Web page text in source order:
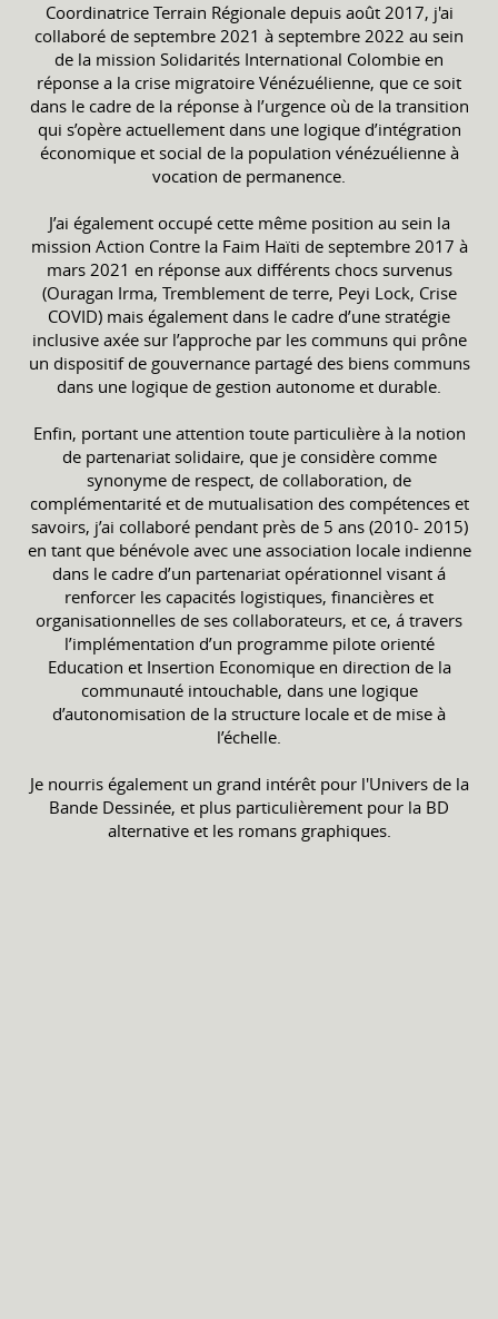
Coordinatrice Terrain Régionale depuis août 2017, j'ai
collaboré de septembre 2021 à septembre 2022 au sein
de la mission Solidarités International Colombie en
réponse a la crise migratoire Vénézuélienne, que ce soit
dans le cadre de la réponse à l’urgence où de la transition
qui s’opère actuellement dans une logique d’intégration
économique et social de la population vénézuélienne à
vocation de permanence.
J’ai également occupé cette même position au sein la
mission Action Contre la Faim Haïti de septembre 2017 à
mars 2021 en réponse aux différents chocs survenus
(Ouragan Irma, Tremblement de terre, Peyi Lock, Crise
COVID) mais également dans le cadre d’une stratégie
inclusive axée sur l’approche par les communs qui prône
un dispositif de gouvernance partagé des biens communs
dans une logique de gestion autonome et durable.
Enfin, portant une attention toute particulière à la notion
de partenariat solidaire, que je considère comme
synonyme de respect, de collaboration, de
complémentarité et de mutualisation des compétences et
savoirs, j’ai collaboré pendant près de 5 ans (2010- 2015)
en tant que bénévole avec une association locale indienne
dans le cadre d’un partenariat opérationnel visant á
renforcer les capacités logistiques, financières et
organisationnelles de ses collaborateurs, et ce, á travers
l’implémentation d’un programme pilote orienté
Education et Insertion Economique en direction de la
communauté intouchable, dans une logique
d’autonomisation de la structure locale et de mise à
l’échelle.
Je nourris également un grand intérêt pour l'Univers de la
Bande Dessinée, et plus particulièrement pour la BD
alternative et les romans graphiques.